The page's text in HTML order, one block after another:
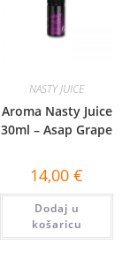
NASTY JUICE
Aroma Nasty Juice
30ml – Asap Grape
14,00€
Dodaj u
košaricu